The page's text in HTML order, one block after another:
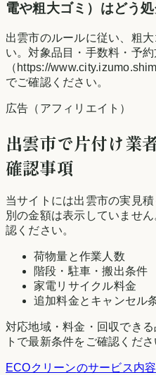
電や粗大ゴミ）はどう
出雲市のルールに従い、粗
い。対象品目・手数料・予
（https://
でご確認ください。
広告（アフィリエイト）
出雲市で片付け業
確認事項
当サイトには出雲市の実見
別の金額は表示していませ
認ください。
荷物量と作業人数
階段・駐車・搬出条件
家電リサイクル料金
追加料金とキャンセル
対応地域・料金・回収でき
トで最新条件をご確認くださ
ECOクリーンのサービス内